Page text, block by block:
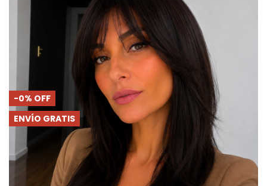
-0% OFF
ENVÍO GRATIS